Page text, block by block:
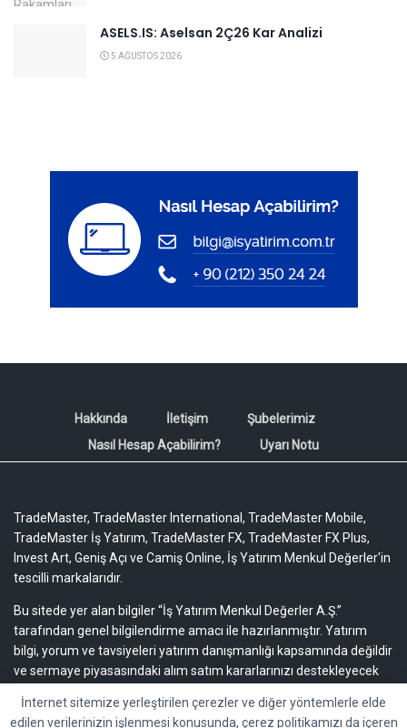
ASELS.IS: Aselsan 2Ç26 Kar Analizi
5 AĞUSTOS 2026
Hakkında İletişim
Şubelerimiz
Nasıl Hesap Açabilirim?
Uyarı Notu
TradeMaster, TradeMaster International, TradeMaster Mobile,
TradeMaster İş Yatırım, TradeMaster FX, TradeMaster FX Plus,
Invest Art, Geniş Açı ve Camiş Online, İş Yatırım Menkul Değerler'in
tescilli markalarıdır.
Bu sitede yer alan bilgiler “İş Yatırım Menkul Değerler A.Ş.”
tarafından genel bilgilendirme amacı ile hazırlanmıştır. Yatırım
bilgi, yorum ve tavsiyeleri yatırım danışmanlığı kapsamında değildir
ve sermaye piyasasındaki alım satım kararlarınızı destekleyecek
Bu içeriğe ilişkin tüm telif hakları İş Yatırım Menkul Değerler A.Ş.’ye
İnternet sitemize yerleştirilen çerezler ve diğer yöntemlerle elde
edilen verilerinizin işlenmesi konusunda, çerez politikamızı da içeren